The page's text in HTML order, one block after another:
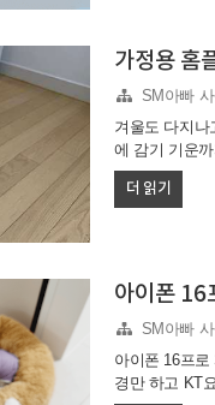
적고 작아서
능은 별반 다
조금 약한 경
가정용 홈
SM아빠
겨울도 다지나
에 감기 기운
아보다가 알게
아 내돈내산
기를 구입하는
다. 솔직히 시
해도 가성비
것만 ..
더 읽기
아이폰 16
SM아빠
아이폰 16프
경만 하고 KT